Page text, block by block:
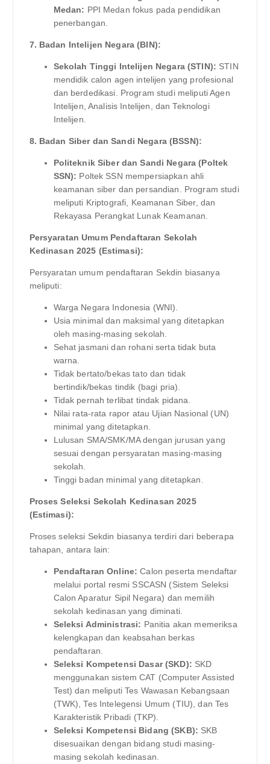
Medan: PPI Medan fokus pada pendidikan
penerbangan.
7. Badan Intelijen Negara (BIN):
Sekolah Tinggi Intelijen Negara (STIN): STIN
mendidik calon agen intelijen yang profesional
dan berdedikasi. Program studi meliputi Agen
Intelijen, Analisis Intelijen, dan Teknologi
Intelijen.
8. Badan Siber dan Sandi Negara (BSSN):
Politeknik Siber dan Sandi Negara (Poltek
SSN): Poltek SSN mempersiapkan ahli
keamanan siber dan persandian. Program studi
meliputi Kriptografi, Keamanan Siber, dan
Rekayasa Perangkat Lunak Keamanan.
Persyaratan Umum Pendaftaran Sekolah
Kedinasan 2025 (Estimasi):
Persyaratan umum pendaftaran Sekdin biasanya
meliputi:
Warga Negara Indonesia (WNI).
Usia minimal dan maksimal yang ditetapkan
oleh masing-masing sekolah.
Sehat jasmani dan rohani serta tidak buta
warna.
Tidak bertato/bekas tato dan tidak
bertindik/bekas tindik (bagi pria).
Tidak pernah terlibat tindak pidana.
Nilai rata-rata rapor atau Ujian Nasional (UN)
minimal yang ditetapkan.
Lulusan SMA/SMK/MA dengan jurusan yang
sesuai dengan persyaratan masing-masing
sekolah.
Tinggi badan minimal yang ditetapkan.
Proses Seleksi Sekolah Kedinasan 2025
(Estimasi):
Proses seleksi Sekdin biasanya terdiri dari beberapa
tahapan, antara lain:
Pendaftaran Online: Calon peserta mendaftar
melalui portal resmi SSCASN (Sistem Seleksi
Calon Aparatur Sipil Negara) dan memilih
sekolah kedinasan yang diminati.
Seleksi Administrasi: Panitia akan memeriksa
kelengkapan dan keabsahan berkas
pendaftaran.
Seleksi Kompetensi Dasar (SKD): SKD
menggunakan sistem CAT (Computer Assisted
Test) dan meliputi Tes Wawasan Kebangsaan
(TWK), Tes Intelegensi Umum (TIU), dan Tes
Karakteristik Pribadi (TKP).
Seleksi Kompetensi Bidang (SKB): SKB
disesuaikan dengan bidang studi masing-
masing sekolah kedinasan.